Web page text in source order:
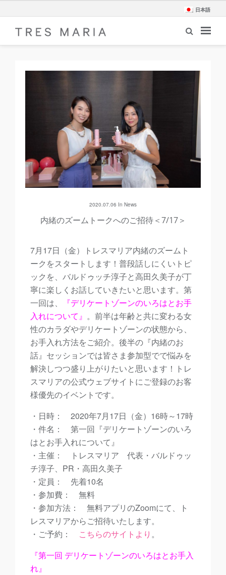
日本語
2020.07.06 In News
内緒のズームトークへのご招待＜7/17＞
7月17日（金）トレスマリア内緒のズームト
ークをスタートします！普段話しにくいトピ
ックを、バルドゥッチ淳子と高田久美子が丁
寧に楽しくお話していきたいと思います。第
一回は、
『デリケートゾーンのいろはとお手
入れについて』 。前半は年齢と共に変わる女
性のカラダやデリケートゾーンの状態から、
お手入れ方法をご紹介。後半の『内緒のお
話』セッションでは皆さま参加型でで悩みを
解決しつつ盛り上がりたいと思います！トレ
スマリアの公式ウェブサイトにご登録のお客
様優先のイベントです。
・日時： 2020年7月17日（金）16時～17時
・件名： 第一回『デリケートゾーンのいろ
はとお手入れについて』
・主催： トレスマリア 代表・バルドゥッ
チ淳子、PR・高田久美子
・定員： 先着10名
・参加費： 無料
・参加方法： 無料アプリのZoomにて、ト
レスマリアからご招待いたします。
・ご予約： こちらのサイトより 。
『第一回 デリケートゾーンのいろはとお手入
れ』